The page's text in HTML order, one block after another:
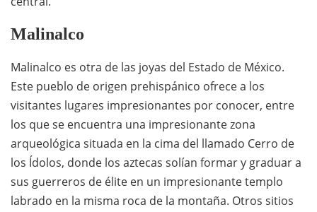
Malinalco
Malinalco es otra de las joyas del Estado de México.
Este pueblo de origen prehispánico ofrece a los
visitantes lugares impresionantes por conocer, entre
los que se encuentra una impresionante zona
arqueológica situada en la cima del llamado Cerro de
los Ídolos, donde los aztecas solían formar y graduar a
sus guerreros de élite en un impresionante templo
labrado en la misma roca de la montaña. Otros sitios